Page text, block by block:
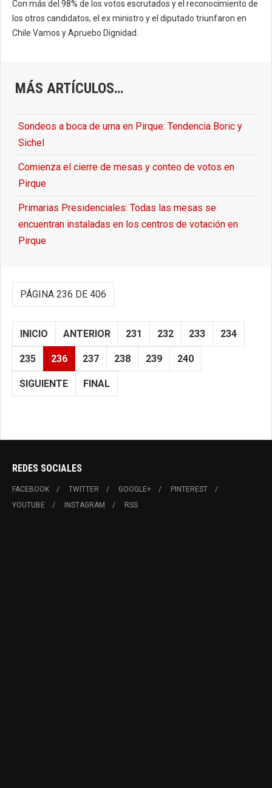
Con más del 98% de los votos escrutados y el reconocimiento de
los otros candidatos, el ex ministro y el diputado triunfaron en
Chile Vamos y Apruebo Dignidad.
MÁS ARTÍCULOS…
Sondeos a boca de urna en Pirque: Tendencia Boric y
Sichel
Comienza el cierre de mesas y conteo de votos en
Pirque
Primarias Presidenciales: Todas las mesas se
encuentran instaladas en los centros de votación en
Pirque
PÁGINA 236 DE 406
INICIO ANTERIOR 231 232 233 234
235 236 237 238 239 240
SIGUIENTE FINAL
REDES SOCIALES
FACEBOOK TWITTER GOOGLE+
PINTEREST
YOUTUBE
INSTAGRAM RSS